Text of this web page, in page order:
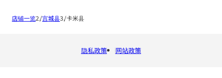
店铺一览 宫城县 卡米县
隐私政策 网站政策